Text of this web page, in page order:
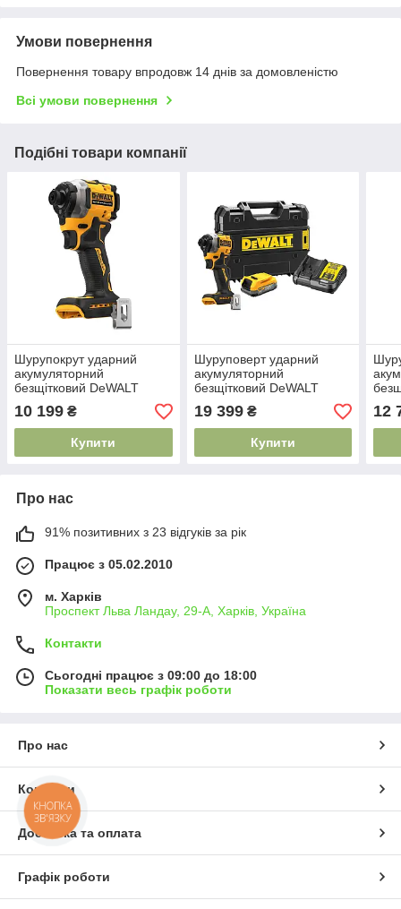
Умови повернення
Повернення товару впродовж 14 днів за домовленістю
Всі умови повернення
Подібні товари компанії
Шурупокрут ударний
акумуляторний
безщітковий DeWALT
DCF850N
10 199 ₴
Купити
Шуруповерт ударний
акумуляторний
безщітковий DeWALT
DCF850E1T
19 399₴
Купити
12
Про нас
91% позитивних з 23 відгуків за рік
Працює з 05.02.2010
м. Харків
Проспект Льва Ландау, 29-А, Харків, Україна
Контакти
Сьогодні працює з 09:00 до 18:00
Показати весь графік роботи
Про нас
Контакти
Доставка та оплата
Графік роботи
КНОПКА
ЗВ'ЯЗКУ